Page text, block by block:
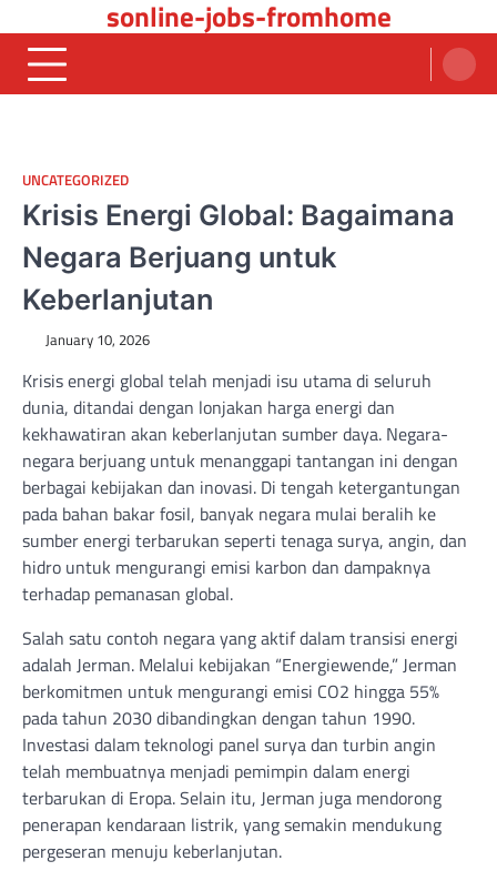
to
content
sonline-jobs-fromhome
UNCATEGORIZED
Krisis Energi Global: Bagaimana
Negara Berjuang untuk
Keberlanjutan
January 10, 2026
Krisis energi global telah menjadi isu utama di seluruh
dunia, ditandai dengan lonjakan harga energi dan
kekhawatiran akan keberlanjutan sumber daya. Negara-
negara berjuang untuk menanggapi tantangan ini dengan
berbagai kebijakan dan inovasi. Di tengah ketergantungan
pada bahan bakar fosil, banyak negara mulai beralih ke
sumber energi terbarukan seperti tenaga surya, angin, dan
hidro untuk mengurangi emisi karbon dan dampaknya
terhadap pemanasan global.
Salah satu contoh negara yang aktif dalam transisi energi
adalah Jerman. Melalui kebijakan “Energiewende,” Jerman
berkomitmen untuk mengurangi emisi CO2 hingga 55%
pada tahun 2030 dibandingkan dengan tahun 1990.
Investasi dalam teknologi panel surya dan turbin angin
telah membuatnya menjadi pemimpin dalam energi
terbarukan di Eropa. Selain itu, Jerman juga mendorong
penerapan kendaraan listrik, yang semakin mendukung
pergeseran menuju keberlanjutan.